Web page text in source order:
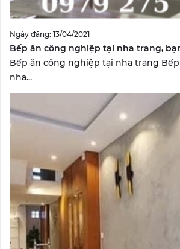
Ngày đăng: 13/04/2021
Bếp ăn công nghiệp tại nha trang,
Bếp ăn công nghiệp tại nha trang
nha...